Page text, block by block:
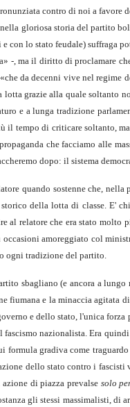
contro di noi a
gloriosa storia del partito
con lo stato feudale) suffraga
-, ma il diritto di proclamare
da decenni vive nel regime
grazie alla quale sol­tanto
e a lunga tradizione
il tempo di criticare soltanto,
che facciamo alle
dopo: il sistema
quando sostenne che,
della lotta di classe. E'
al relatore che era stato
amoreggiato col
ogni tradizione del partito.
sbagliano (e ancora a lungo
fiumana e la minaccia agitata
e dello stato, l'unica forza
fascismo nazionalista. Era
formula gradiva come
dello stato contro i
di piazza prevalse solo
gli stessi massimalisti, di